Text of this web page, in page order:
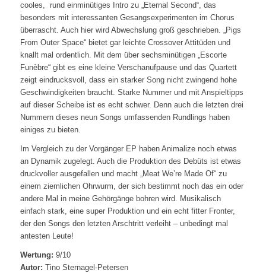
cooles, rund einminütiges Intro zu „Eternal Second“, das
besonders mit interessanten Gesangsexperimenten im Chorus
überrascht. Auch hier wird Abwechslung groß geschrieben. „Pigs
From Outer Space“ bietet gar leichte Crossover Attitüden und
knallt mal ordentlich. Mit dem über sechsminütigen „Escorte
Funèbre“ gibt es eine kleine Verschanufpause und das Quartett
zeigt eindrucksvoll, dass ein starker Song nicht zwingend hohe
Geschwindigkeiten braucht. Starke Nummer und mit Anspieltipps
auf dieser Scheibe ist es echt schwer. Denn auch die letzten drei
Nummern dieses neun Songs umfassenden Rundlings haben
einiges zu bieten.
Im Vergleich zu der Vorgänger EP haben Animalize noch etwas
an Dynamik zugelegt. Auch die Produktion des Debüts ist etwas
druckvoller ausgefallen und macht „Meat We’re Made Of“ zu
einem ziemlichen Ohrwurm, der sich bestimmt noch das ein oder
andere Mal in meine Gehörgänge bohren wird. Musikalisch
einfach stark, eine super Produktion und ein echt fitter Fronter,
der den Songs den letzten Arschtritt verleiht – unbedingt mal
antesten Leute!
Wertung: 9/10
Autor: Tino Sternagel-Petersen